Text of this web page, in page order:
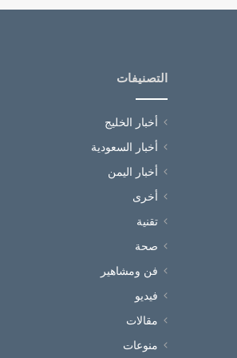
التصنيفات
أخبار الخليج
أخبار السعودية
أخبار اليمن
أخرى
تقنية
صحة
فن ومشاهير
فيديو
مقالات
منوعات